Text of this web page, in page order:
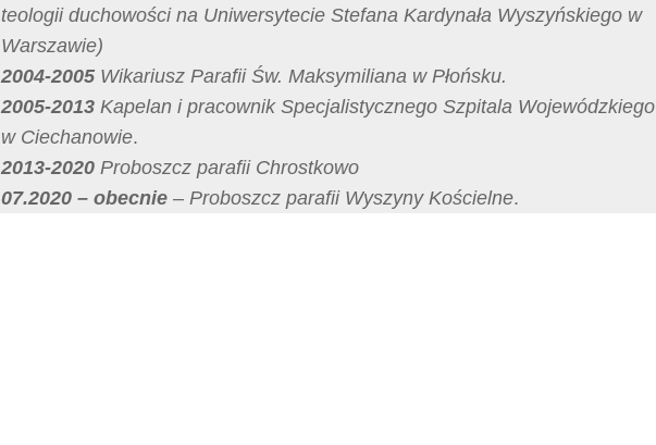
teologii duchowości na Uniwersytecie Stefana Kardynała Wyszyńskiego w
Warszawie)
2004-2005 Wikariusz Parafii Św. Maksymiliana w Płońsku.
2005-2013 Kapelan i pracownik Specjalistycznego Szpitala Wojewódzkiego
w Ciechanowie.
2013-2020 Proboszcz parafii Chrostkowo
07.2020 – obecnie – Proboszcz parafii Wyszyny Kościelne.